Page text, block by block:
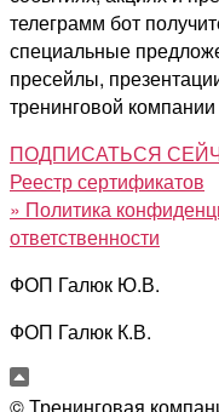
телеграмм бот
специальные
пресейлы,
тренинговой
ПОДПИСАТЬСЯ
Реестр сертификатов
» Политика
ответственности
ФОП Галюк Ю.В.
ФОП Галюк К.В.